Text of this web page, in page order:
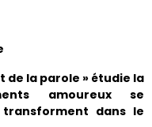
de la parole » étudie la
amoureux se
dans le